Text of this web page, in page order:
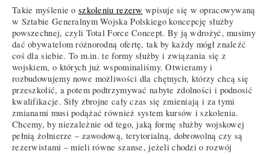
Takie myślenie o szkoleniu rezerw wpisuje się w opracowywaną
w Sztabie Generalnym Wojska Polskiego koncepcję służby
powszechnej, czyli Total Force Concept. By ją wdrożyć, musimy
dać obywatelom różnorodną ofertę, tak by każdy mógł znaleźć
coś dla siebie. To m.in. te formy służby i związania się z
wojskiem, o których już wspominaliśmy. Otwieramy i
rozbudowujemy nowe możliwości dla chętnych, którzy chcą się
przeszkolić, a potem podtrzymywać nabyte zdolności i podnosić
kwalifikacje. Siły zbrojne cały czas się zmieniają i za tymi
zmianami musi podążać również system kursów i szkolenia.
Chcemy, by niezależnie od tego, jaką formę służby wojskowej
pełnią żołnierze – zawodową, terytorialną, dobrowolną czy są
rezerwistami – mieli równe szanse, jeżeli chodzi o rozwój